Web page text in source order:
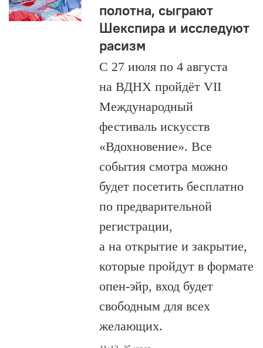
полотна, сыграют
Шекспира и исследуют
расизм
С 27 июля по 4 августа
на ВДНХ пройдёт VII
Международный
фестиваль искусств
«Вдохновение». Все
события смотра можно
будет посетить бесплатно
по предварительной
регистрации,
а на открытие и закрытие,
которые пройдут в формате
опен-эйр, вход будет
свободным для всех
желающих.